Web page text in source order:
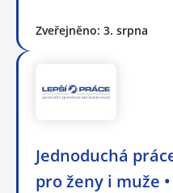
Zveřejněno: 3. srpna
Jednoduchá
pro ženy i muže